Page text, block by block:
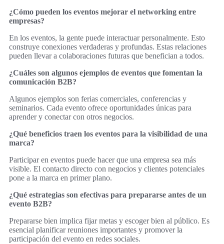
¿Cómo pueden los eventos mejorar el networking entre
empresas?
En los eventos, la gente puede interactuar personalmente. Esto
construye conexiones verdaderas y profundas. Estas relaciones
pueden llevar a colaboraciones futuras que benefician a todos.
¿Cuáles son algunos ejemplos de eventos que fomentan la
comunicación B2B?
Algunos ejemplos son ferias comerciales, conferencias y
seminarios. Cada evento ofrece oportunidades únicas para
aprender y conectar con otros negocios.
¿Qué beneficios traen los eventos para la visibilidad de una
marca?
Participar en eventos puede hacer que una empresa sea más
visible. El contacto directo con negocios y clientes potenciales
pone a la marca en primer plano.
¿Qué estrategias son efectivas para prepararse antes de un
evento B2B?
Prepararse bien implica fijar metas y escoger bien al público. Es
esencial planificar reuniones importantes y promover la
participación del evento en redes sociales.